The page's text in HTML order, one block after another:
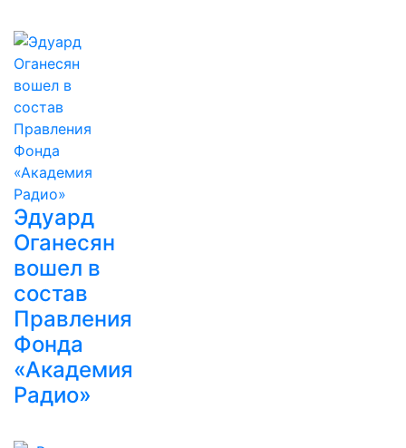
Эдуард
Оганесян
вошел в
состав
Правления
Фонда
«Академия
Радио»